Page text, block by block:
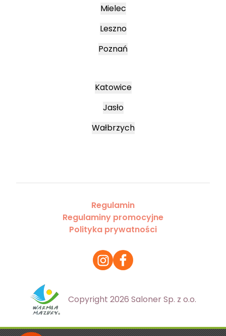
Mielec
Leszno
Poznań
Katowice
Jasło
Wałbrzych
Regulamin
Regulaminy promocyjne
Polityka prywatności
Copyright 2026 Saloner Sp. z o.o.